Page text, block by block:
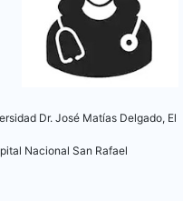
Dr. José Matías Delgado, El
Nacional San Rafael